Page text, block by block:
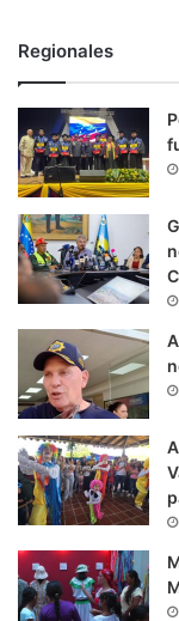
Regionales